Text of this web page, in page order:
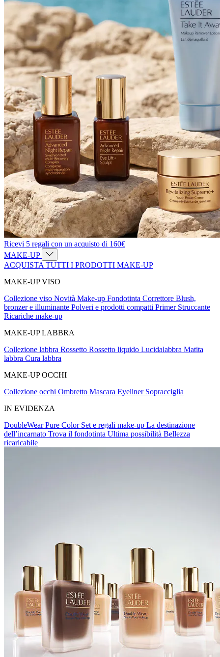
Ricevi 5 regali con un acquisto di 160€
MAKE-UP
ACQUISTA TUTTI I PRODOTTI MAKE-UP
MAKE-UP VISO
Collezione viso Novità Make-up Fondotinta Correttore Blush,
bronzer e illuminante Polveri e prodotti compatti Primer Struccante
Ricariche make-up
MAKE-UP LABBRA
Collezione labbra Rossetto Rossetto liquido Lucidalabbra Matita
labbra Cura labbra
MAKE-UP OCCHI
Collezione occhi Ombretto Mascara Eyeliner Sopracciglia
IN EVIDENZA
DoubleWearPure Color Set e regali make-up La destinazione
dell’incarnato Trova il fondotinta Ultima possibilità Bellezza
ricaricabile